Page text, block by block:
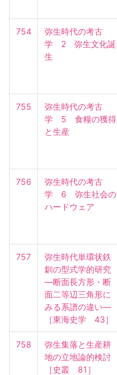
754
弥生時代の考古
学　2　弥生文化誕
生
755
弥生時代の考古
学　5　食糧の獲得
と生産
756
弥生時代の考古
学　6　弥生社会の
ハードウェア
757
弥生時代単環状鉄
釧の型式学的研究
―断面長方形・断
面二等辺三角形に
みる系譜の違い―
［東海史学　43］
758
弥生集落と生産耕
地の立地論的検討
［史叢　81］